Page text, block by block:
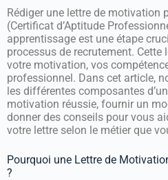
Rédiger une lettre de motivation
(Certificat d’Aptitude
apprentissage est une étape
processus de recrutement. Cette
votre motivation, vos
professionnel. Dans cet article,
les différentes composantes
motivation réussie, fournir un
donner des conseils pour vous
votre lettre selon le métier que
Pourquoi une Lettre de
?